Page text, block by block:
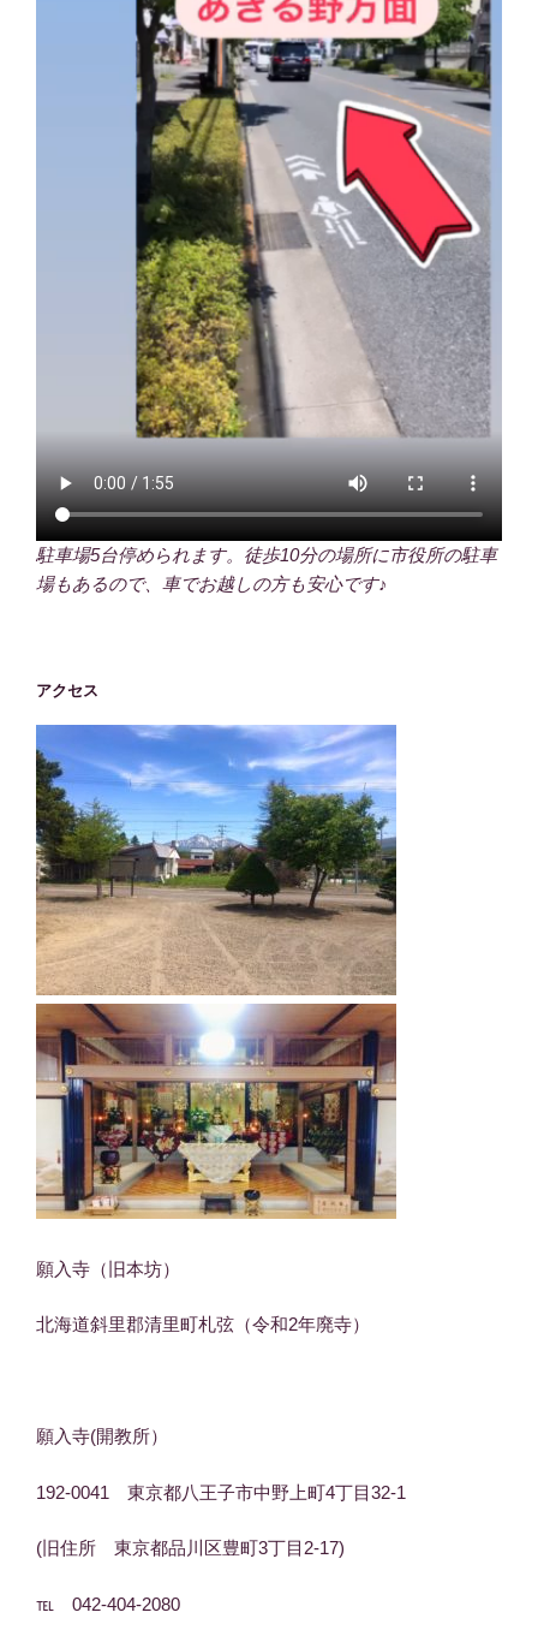
駐車場5台停められます。徒歩10分の場所に市役所の駐車
場もあるので、車でお越しの方も安心です♪
アクセス
願入寺（旧本坊）
北海道斜里郡清里町札弦（令和2年廃寺）
願入寺(開教所）
192-0041 東京都八王子市中野上町4丁目32-1
(旧住所 東京都品川区豊町3丁目2-17)
℡ 042-404-2080